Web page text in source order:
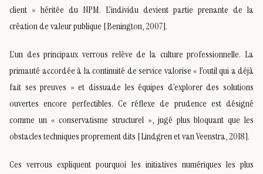
client » héritée du NPM. L’individu devient partie prenante de la
création de valeur publique [Benington, 2007].
L’un des principaux verrous relève de la culture professionnelle. La
primauté accordée à la continuité de service valorise « l’outil qui a déjà
fait ses preuves » et dissuade les équipes d’explorer des solutions
ouvertes encore perfectibles. Ce réflexe de prudence est désigné
comme un « conservatisme structurel », jugé plus bloquant que les
obstacles techniques proprement dits [Lindgren et van Veenstra, 2018].
Ces verrous expliquent pourquoi les initiatives numériques les plus